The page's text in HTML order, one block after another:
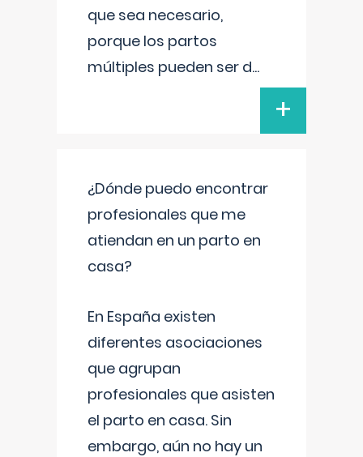
que sea necesario,
porque los partos
múltiples pueden ser d...
+
¿Dónde puedo encontrar
profesionales que me
atiendan en un parto en
casa?
En España existen
diferentes asociaciones
que agrupan
profesionales que asisten
el parto en casa. Sin
embargo, aún no hay un